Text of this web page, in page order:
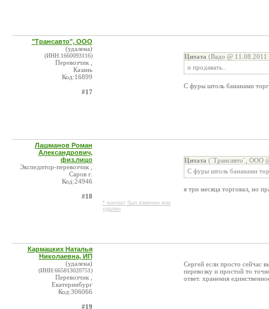
"Трансавто", ООО
(удалена)
(ИНН:1660093116)
Перевозчик ,
Казань
Код:16899
#17
Цитата (Вадо @ 11.08.2011
и продавать..
С фуры штоль бананами
Лашманов Роман
Александрович,
физ.лицо
Экспедитор-перевозчик ,
Саров г.
Код:24946
#18
* контакт был изменен или
удален
Цитата (`Трансавто`, ООО
С фуры штоль бананами
я три месяца торговал, но
Кармацких Наталья
Николаевна, ИП
(удалена)
(ИНН:665813020751)
Перевозчик ,
Екатеринбург
Код:306066
#19
Сергей если просто сейчас
перевозку и простой то
ответ. хранения